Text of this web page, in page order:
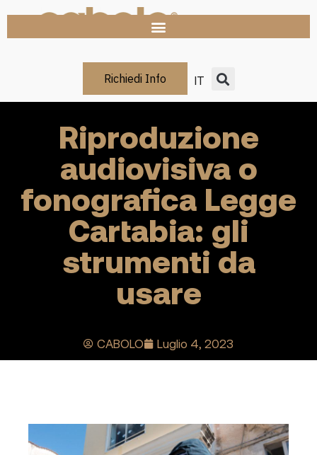
Richiedi Info IT
Riproduzione
audiovisiva o
fonografica Legge
Cartabia: gli
strumenti da
usare
CABOLO Luglio 4, 2023